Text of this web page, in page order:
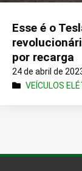
Esse é o
por recarga
24 de abril de
VEÍCULOS